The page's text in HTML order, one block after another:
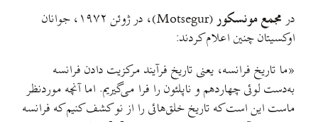
در مجمع مونسکور
(Motsegur)، در ژوئن ۱۹۷۲، جوانان
اوکسیتان چنین اعلام کردند:
«ما تاریخ فرانسه، یعنی تاریخ فرآیند مرکزیت دادن فرانسه
به‌دست لوئی چهاردهم و ناپلئون را فرا می‌گیریم. اما آنچه موردنظر
ماست این است که تاریخ خلق‌هائی را از نو کشف کنیم که فرانسه